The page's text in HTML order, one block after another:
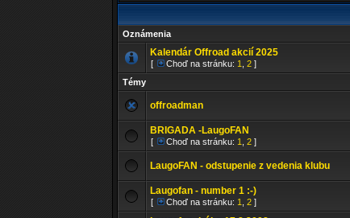
Oznámenia
Kalendár Offroad akcií 2025
[ Choď na stránku: 1 2]
Témy
offroadman
BRIGADA -LaugoFAN
[ Choď na stránku: 1 2]
LaugoFAN - odstupenie z vedenia klubu
Laugofan - number 1 :-)
[ Choď na stránku: 1 2]